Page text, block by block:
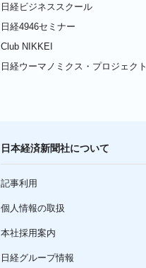
日経ビジネススクール
日経4946セミナー
Club NIKKEI
日経ウーマノミクス・プロジェクト
日本経済新聞社について
記事利用
個人情報の取扱
本社採用案内
日経グループ情報